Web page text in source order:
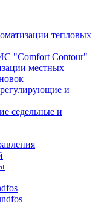
тепловых
"Comfort Contour"
местных
и
седельные и